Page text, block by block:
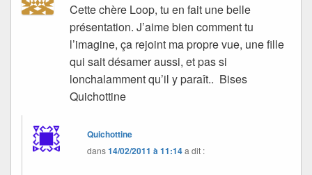
Cette chère Loop, tu en fait une belle
présentation. J’aime bien comment tu
l’imagine, ça rejoint ma propre vue, une fille
qui sait désamer aussi, et pas si
lonchalamment qu’il y paraît.. Bises
Quichottine
Quichottine
dans14/02/2011 à 11:14a dit :